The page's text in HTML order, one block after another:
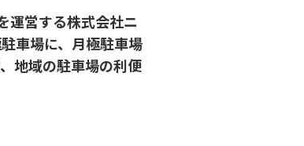
営する株式会社ニ
車場に、月極駐車場
地域の駐車場の利便